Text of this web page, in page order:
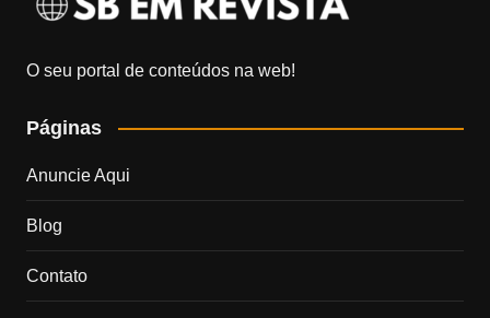
O seu portal de conteúdos na web!
Páginas
Anuncie Aqui
Blog
Contato